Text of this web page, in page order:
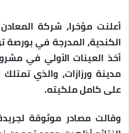
أعلنت مؤخرا، شركة المعادن
الكندية، المدرجة في بورصة
أخذ العينات الأولي في
مدينة ورزازات، والذي تمتلك
على كامل ملكيته.
وقالت مصادر موثوقة